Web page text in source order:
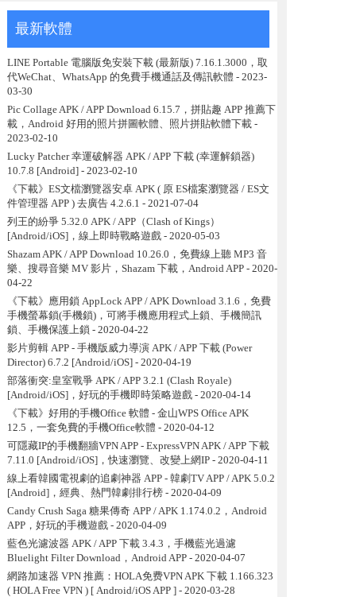
最新軟體
LINE Portable 電腦版免安裝下載 (最新版) 7.16.1.3000，取
代WeChat、WhatsApp 的免費手機通話及傳訊軟體 - 2023-
03-30
Pic Collage APK / APP Download 6.15.7，拼貼趣 APP 推薦下
載，Android 好用的照片拼圖軟體、照片拼貼軟體下載-
2023-02-10
Lucky Patcher 幸運破解器 APK / APP 下載 (幸運解鎖器)
10.7.8 [Android] - 2023-02-10
《下載》ES文檔瀏覽器安卓 APK ( 原 ES檔案瀏覽器 / ES文
件管理器 APP ) 去廣告 4.2.6.1 - 2021-07-04
列王的紛爭 5.32.0 APK / APP（Clash of Kings）
[Android/iOS]，線上即時戰略遊戲- 2020-05-03
Shazam APK / APP Download 10.26.0，免費線上聽 MP3 音
樂、搜尋音樂 MV 影片，Shazam 下載，Android APP- 2020-
04-22
《下載》應用鎖 AppLock APP / APK Download 3.1.6，免費
手機螢幕鎖(手機鎖)，可將手機應用程式上鎖、手機簡訊
鎖、手機保護上鎖 - 2020-04-22
影片剪輯 APP - 手機版威力導演 APK / APP 下載 (Power
Director) 6.7.2 [Android/iOS]- 2020-04-19
部落衝突:皇室戰爭 APK / APP 3.2.1 (Clash Royale)
[Android/iOS]，好玩的手機即時策略遊戲- 2020-04-14
《下載》好用的手機Office 軟體 - 金山WPS Office APK
12.5，一套免費的手機Office軟體 - 2020-04-12
可隱藏IP的手機翻牆VPN APP - ExpressVPN APK / APP 下載
7.11.0 [Android/iOS]，快速瀏覽、改變上網IP- 2020-04-11
線上看韓國電視劇的追劇神器 APP - 韓劇TV APP / APK 5.0.2
[Android]，經典、熱門韓劇排行榜- 2020-04-09
Candy Crush Saga 糖果傳奇 APP / APK 1.174.0.2，Android
APP，好玩的手機遊戲- 2020-04-09
藍色光濾波器 APK / APP 下載 3.4.3，手機藍光過濾
Bluelight Filter Download，Android APP- 2020-04-07
網路加速器 VPN 推薦：HOLA免费VPN APK 下載 1.166.323
( HOLA Free VPN ) [ Android/iOS APP ]- 2020-03-28